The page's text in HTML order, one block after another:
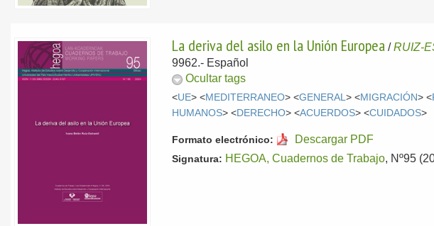
La deriva del asilo en la Unión Europea /RUIZ-
9962.- Español
Ocultar tags
<UE> <MEDITERRANEO> <GENERAL> <MIGRACIÓN> <
HUMANOS> <DERECHO> <ACUERDOS> <CUIDADOS>
Formato electrónico: Descargar PDF
Signatura: HEGOA, Cuadernos de Trabajo, Nº95